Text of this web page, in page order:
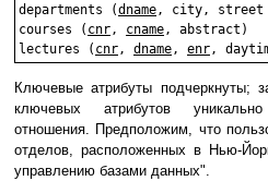
departments (dname, city, street
courses ( cnr, cname, abstract)
lectures ( cnr, dname, enr
Ключевые атрибуты подчеркнуты;
ключевых атрибутов
отношения. Предположим, что
отделов, расположенных в Нью-
управлению базами данных".